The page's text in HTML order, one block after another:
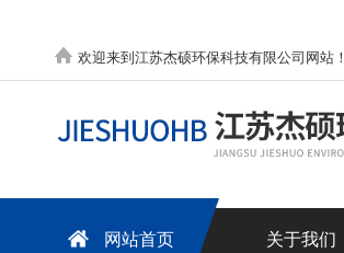
欢迎来到江苏杰硕环保科技有限公司网站！
网站首页 关于我们